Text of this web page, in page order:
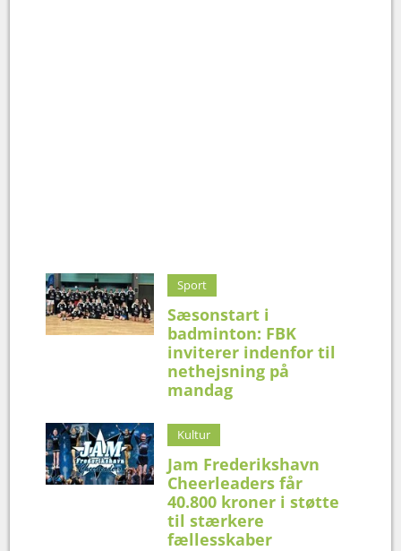
Sport
Sæsonstart i
badminton: FBK
inviterer indenfor til
nethejsning på
mandag
Kultur
Jam Frederikshavn
Cheerleaders får
40.800 kroner i støtte
til stærkere
fællesskaber